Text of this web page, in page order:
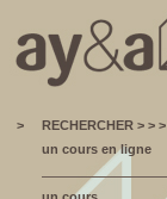
>
RECHERCHER > > >
un cours en ligne